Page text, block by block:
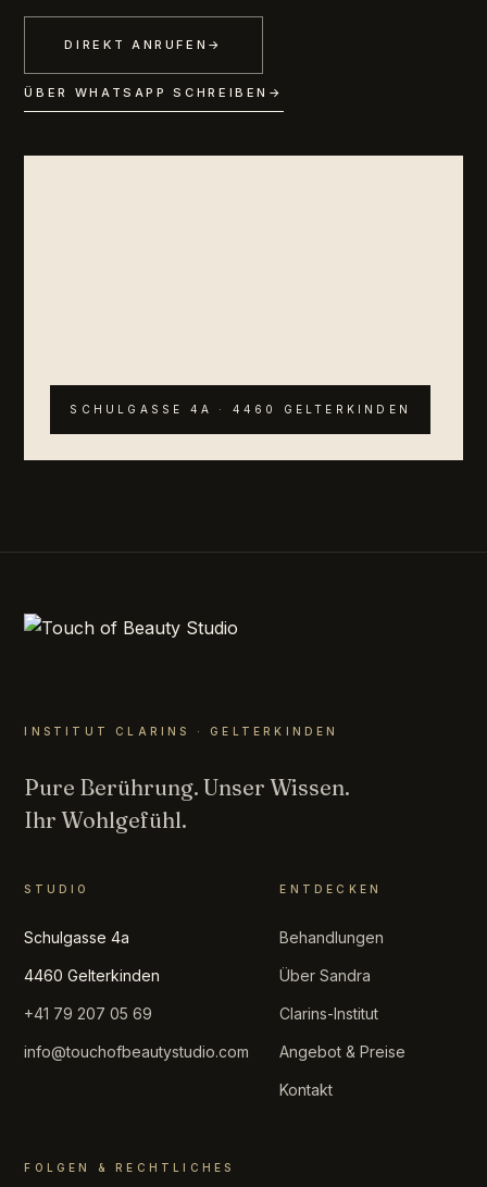
DIREKT ANRUFEN →
ÜBER WHATSAPP SCHREIBEN →
SCHULGASSE 4A · 4460 GELTERKINDEN
INSTITUT CLARINS · GELTERKINDEN
Pure Berührung. Unser Wissen.
Ihr Wohlgefühl.
STUDIO
Schulgasse 4a
4460 Gelterkinden
+41 79 207 05 69
info@touchofbeautystudio.com
ENTDECKEN
Behandlungen
Über Sandra
Clarins-Institut
Angebot & Preise
Kontakt
FOLGEN & RECHTLICHES